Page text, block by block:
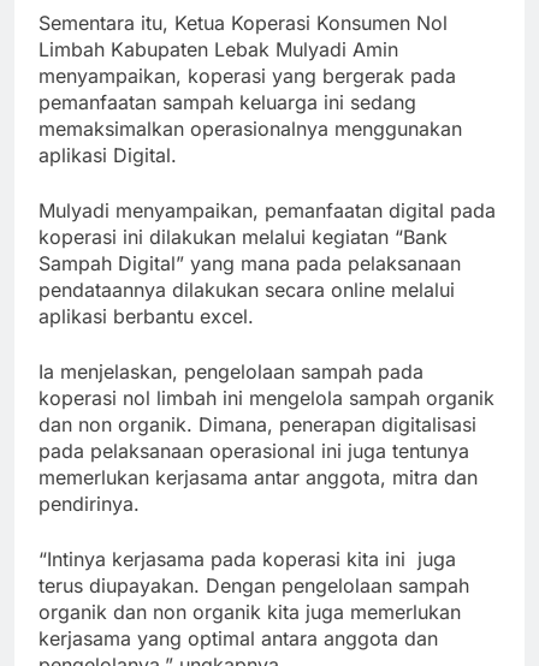
Sementara itu, Ketua Koperasi Konsumen Nol
Limbah Kabupaten Lebak Mulyadi Amin
menyampaikan, koperasi yang bergerak pada
pemanfaatan sampah keluarga ini sedang
memaksimalkan operasionalnya menggunakan
aplikasi Digital.
Mulyadi menyampaikan, pemanfaatan digital pada
koperasi ini dilakukan melalui kegiatan “Bank
Sampah Digital” yang mana pada pelaksanaan
pendataannya dilakukan secara online melalui
aplikasi berbantu excel.
Ia menjelaskan, pengelolaan sampah pada
koperasi nol limbah ini mengelola sampah organik
dan non organik. Dimana, penerapan digitalisasi
pada pelaksanaan operasional ini juga tentunya
memerlukan kerjasama antar anggota, mitra dan
pendirinya.
“Intinya kerjasama pada koperasi kita ini juga
terus diupayakan. Dengan pengelolaan sampah
organik dan non organik kita juga memerlukan
kerjasama yang optimal antara anggota dan